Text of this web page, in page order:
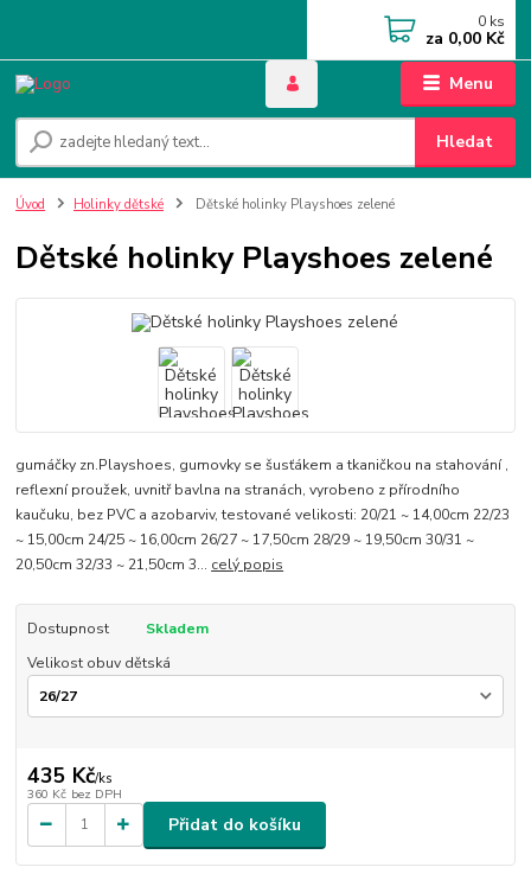
Menu
Hledat
0 ks
za 0,00 Kč
Úvod Holinky dětské Dětské holinky Playshoes zelené
Dětské holinky Playshoes zelené
gumáčky zn.Playshoes, gumovky se šusťákem a tkaničkou na stahování ,
reflexní proužek, uvnitř bavlna na stranách, vyrobeno z přírodního
kaučuku, bez PVC a azobarviv, testované velikosti: 20/21 ~ 14,00cm 22/23
~ 15,00cm 24/25 ~ 16,00cm 26/27 ~ 17,50cm 28/29 ~ 19,50cm 30/31 ~
20,50cm 32/33 ~ 21,50cm 3... celý popis
Dostupnost
Skladem
Velikost obuv dětská
435 Kč/ks
360 Kč bez DPH
Přidat do košíku